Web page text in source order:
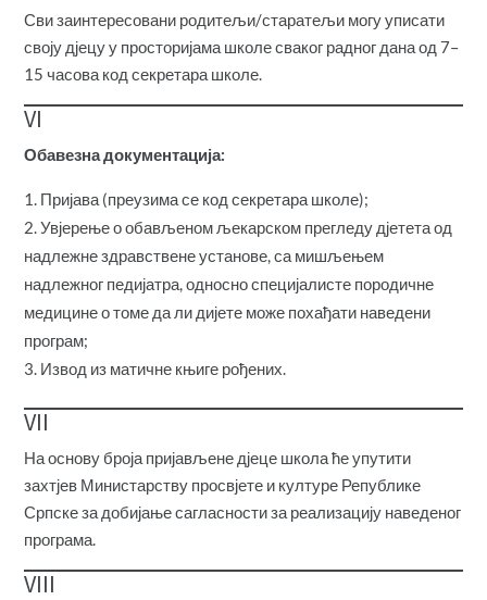
Сви заинтересовани родитељи/старатељи могу уписати
своју дјецу у просторијама школе сваког радног дана од 7–
15 часова код секретара школе.
VI
Обавезна документација:
Пријава (преузима се код секретара школе);
Увјерење о обављеном љекарском прегледу дјетета од
надлежне здравствене установе, са мишљењем
надлежног педијатра, односно специјалисте породичне
медицине о томе да ли дијете може похађати наведени
програм;
Извод из матичне књиге рођених.
VII
На основу броја пријављене дјеце школа ће упутити
захтјев Министарству просвјете и културе Републике
Српске за добијање сагласности за реализацију наведеног
програма.
VIII